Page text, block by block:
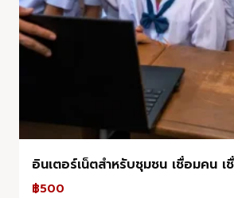
อินเตอร์เน็ตสำหรับชุมชน เชื่อมคน เ
฿500